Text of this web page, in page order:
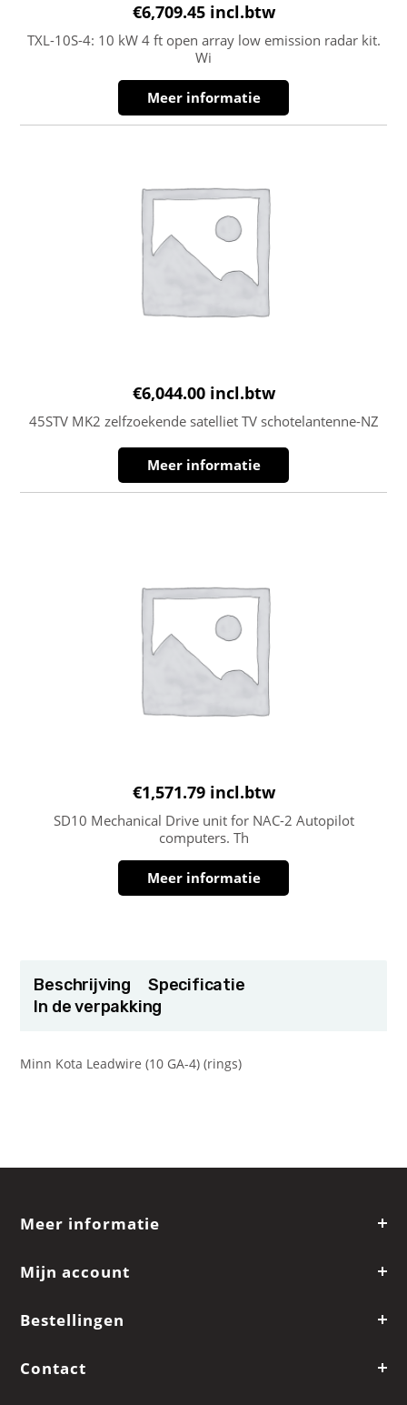
€6,709.45 incl.btw
TXL-10S-4: 10 kW 4 ft open array low emission radar kit.
Wi
Meer informatie
€6,044.00 incl.btw
45STV MK2 zelfzoekende satelliet TV schotelantenne-NZ
Meer informatie
€1,571.79 incl.btw
SD10 Mechanical Drive unit for NAC-2 Autopilot
computers. Th
Meer informatie
Beschrijving
Specificatie
In de verpakking
Minn Kota Leadwire (10 GA-4) (rings)
Meer informatie
Mijn account
Bestellingen
Contact